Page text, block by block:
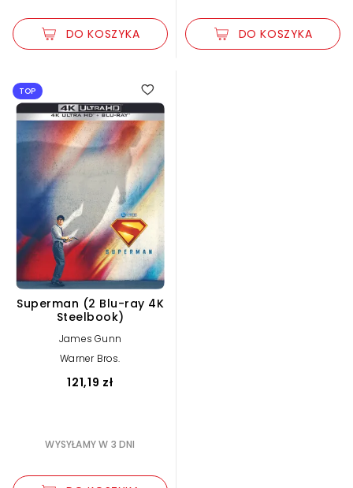
DO KOSZYKA DO KOSZYKA
TOP 2.35
Superman (2 Blu-ray 4K
Steelbook)
James Gunn
Warner Bros.
121,19 zł
WYSYŁAMY W 3 DNI